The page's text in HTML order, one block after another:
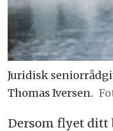
Juridisk
Thomas Iversen.
Dersom flyet